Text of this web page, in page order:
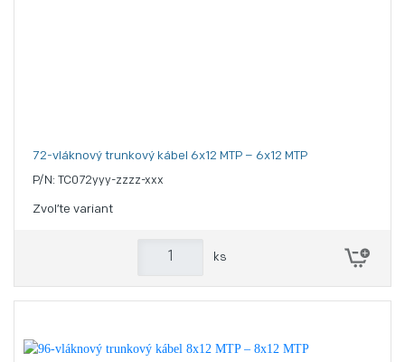
72-vláknový trunkový kábel 6x12 MTP – 6x12 MTP
P/N: TC072yyy-zzzz-xxx
Zvoľte variant
ks